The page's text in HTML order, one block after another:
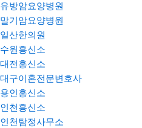
유방암요양병원
말기암요양병원
일산한의원
수원흥신소
대전흥신소
대구이혼전문변호사
용인흥신소
인천흥신소
인천탐정사무소